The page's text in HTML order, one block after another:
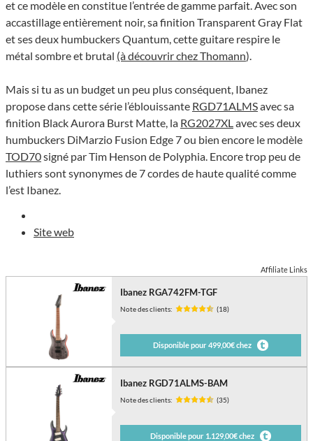
et ce modèle en constitue l’entrée de gamme parfait. Avec son
accastillage entièrement noir, sa finition Transparent Gray Flat
et ses deux humbuckers Quantum, cette guitare respire le
métal sombre et brutal (à découvrir chez Thomann).
Mais si tu as un budget un peu plus conséquent, Ibanez
propose dans cette série l’éblouissante RGD71ALMSavec sa
finition Black Aurora Burst Matte, la RG2027XLavec ses deux
humbuckers DiMarzio Fusion Edge 7 ou bien encore le modèle
TOD70signé par Tim Henson de Polyphia. Encore trop peu de
luthiers sont synonymes de 7 cordes de haute qualité comme
l’est Ibanez.
Site web
Affiliate Links
Ibanez RGA742FM-TGF
Note des clients: (18)
Disponible pour 499,00€ chez
Ibanez RGD71ALMS-BAM
Note des clients: (35)
Disponible pour 1.129,00€ chez